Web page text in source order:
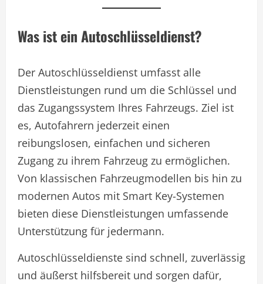
Was ist ein Autoschlüsseldienst?
Der Autoschlüsseldienst umfasst alle
Dienstleistungen rund um die Schlüssel und
das Zugangssystem Ihres Fahrzeugs. Ziel ist
es, Autofahrern jederzeit einen
reibungslosen, einfachen und sicheren
Zugang zu ihrem Fahrzeug zu ermöglichen.
Von klassischen Fahrzeugmodellen bis hin zu
modernen Autos mit Smart Key-Systemen
bieten diese Dienstleistungen umfassende
Unterstützung für jedermann.
Autoschlüsseldienste sind schnell, zuverlässig
und äußerst hilfsbereit und sorgen dafür,